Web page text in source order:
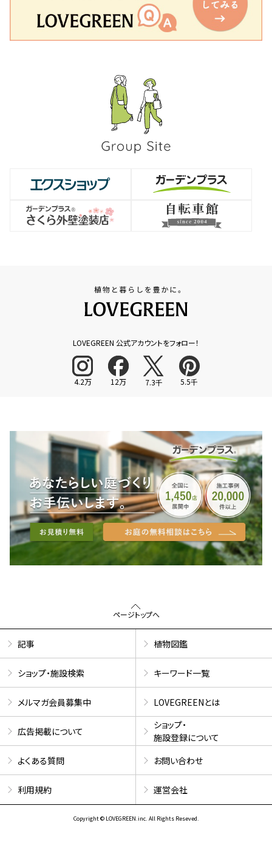
LOVEGREEN 公式アカウントをフォロー！
4.2万 12万 7.3千 5.5千
ページトップへ
記事 植物図鑑
ショップ・施設検索 キーワード一覧
メルマガ会員募集中 LOVEGREENとは
広告掲載について
ショップ・
施設登録について
よくある質問
お問い合わせ
利用規約 運営会社
Copyright © LOVEGREEN.inc. All Rights Reseved.